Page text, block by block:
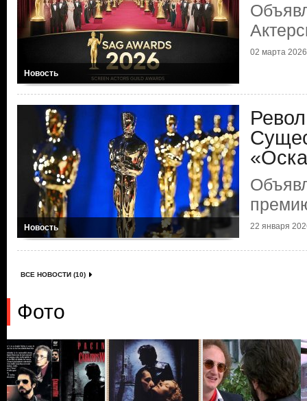
Новость
02 марта 2026
Новость 22 января
ВСЕ НОВОСТИ (10)
Фото